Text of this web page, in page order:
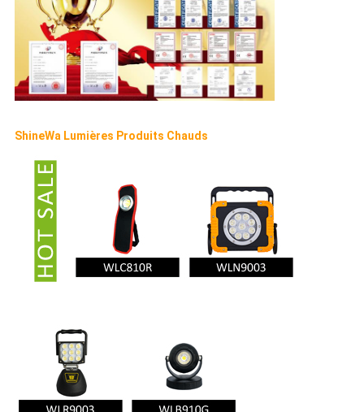
ShineWa Lumières Produits Chauds